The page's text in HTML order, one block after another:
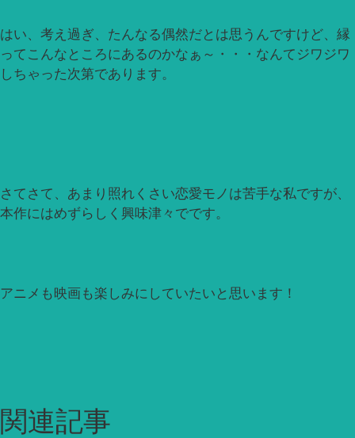
はい、考え過ぎ、たんなる偶然だとは思うんですけど、縁
ってこんなところにあるのかなぁ～・・・なんてジワジワ
しちゃった次第であります。
さてさて、あまり照れくさい恋愛モノは苦手な私ですが、
本作にはめずらしく興味津々でです。
アニメも映画も楽しみにしていたいと思います！
関連記事